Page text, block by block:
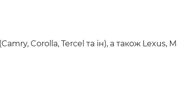
Corolla, Tercel та ін), а також